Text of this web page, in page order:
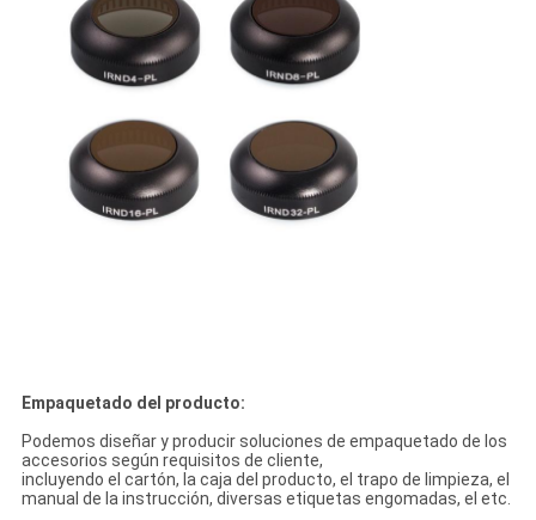
Empaquetado del producto:
Podemos diseñar y producir soluciones de empaquetado de los
accesorios según requisitos de cliente,
incluyendo el cartón, la caja del producto, el trapo de limpieza, el
manual de la instrucción, diversas etiquetas engomadas, el etc.